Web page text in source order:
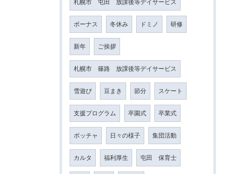
札幌市 屯田 放課後等デイサービス
ボーナス 冬休み ドミノ 研修
新年 ご挨拶
札幌市 篠路 放課後等デイサービス
雪遊び 豆まき 節分 スケート
支援プログラム 卒園式 卒業式
ボッチャ 日々の様子 集団活動
カルタ 福利厚生 屯田 保育士